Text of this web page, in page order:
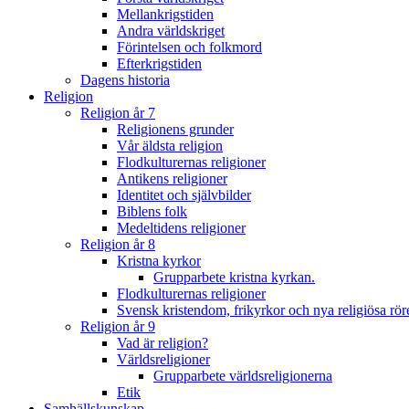
Mellankrigstiden
Andra världskriget
Förintelsen och folkmord
Efterkrigstiden
Dagens historia
Religion
Religion år 7
Religionens grunder
Vår äldsta religion
Flodkulturernas religioner
Antikens religioner
Identitet och självbilder
Biblens folk
Medeltidens religioner
Religion år 8
Kristna kyrkor
Grupparbete kristna kyrkan.
Flodkulturernas religioner
Svensk kristendom, frikyrkor och nya religiösa
Religion år 9
Vad är religion?
Världsreligioner
Grupparbete världsreligionerna
Etik